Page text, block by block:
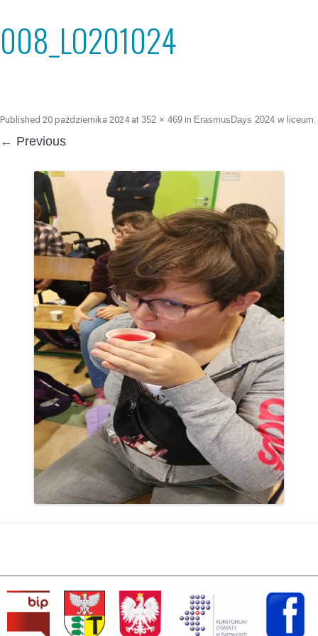
008_LO201024
Published 20 października 2024at 352 × 469 in ErasmusDays 2024 w liceum.
← Previous